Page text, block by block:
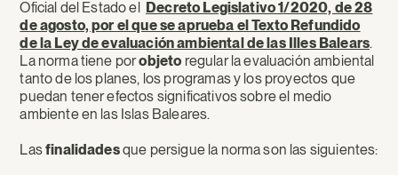
Oficial del Estado el Decreto Legislativo 1/2020, de 28
de agosto, por el que se aprueba el Texto Refundido
de la Ley de evaluación ambiental de las Illes Balears.
La norma tiene porobjeto regular la evaluación ambiental
tanto de los planes, los programas y los proyectos que
puedan tener efectos significativos sobre el medio
ambiente en las Islas Baleares.
Lasfinalidadesque persigue la norma son las siguientes: